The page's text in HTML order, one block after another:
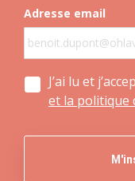
Adresse email
J’ai lu et
et la politique